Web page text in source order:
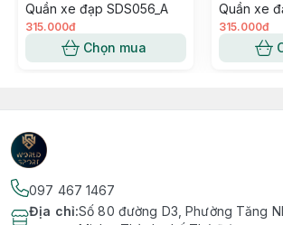
Quần xe đạp SDS056_A
315.000đ
Chọn mua
Quần xe
315.000đ
097 467 1467
Địa chỉ:Số 80 đường D3, Phường Tăng